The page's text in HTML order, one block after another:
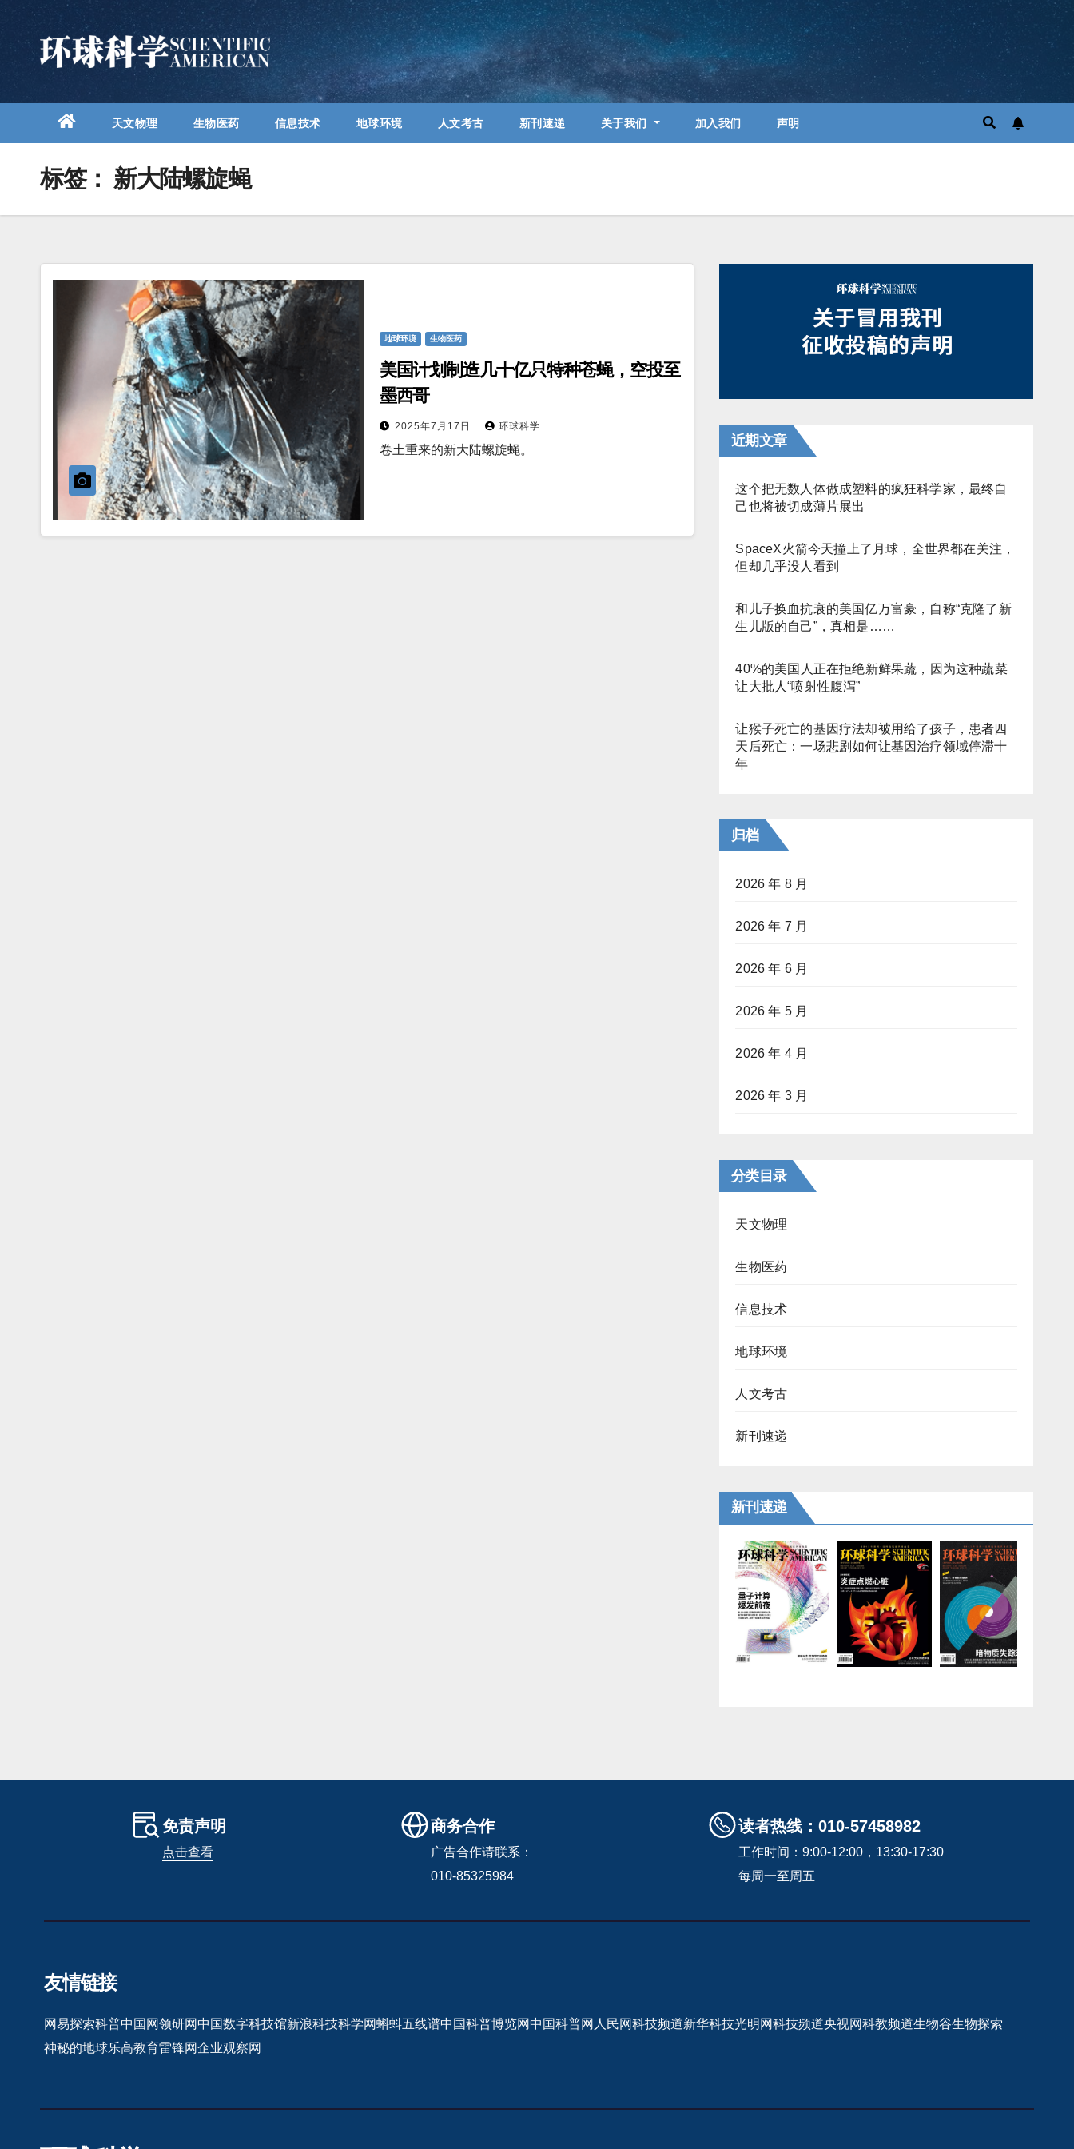
天文物理 生物医药 信息技术 地球环境 人文考古 新刊速递 关于我们 加入我们 声明
标签： 新大陆螺旋蝇
地球环境 生物医药
美国计划制造几十亿只特种苍蝇，空投至
墨西哥
2025年7月17日 环球科学
卷土重来的新大陆螺旋蝇。
近期文章
这个把无数人体做成塑料的疯狂科学家，最终自
己也将被切成薄片展出
SpaceX火箭今天撞上了月球，全世界都在关注，
但却几乎没人看到
和儿子换血抗衰的美国亿万富豪，自称“克隆了新
生儿版的自己”，真相是……
40%的美国人正在拒绝新鲜果蔬，因为这种蔬菜
让大批人“喷射性腹泻”
让猴子死亡的基因疗法却被用给了孩子，患者四
天后死亡：一场悲剧如何让基因治疗领域停滞十
年
归档
2026 年 8 月
2026 年 7 月
2026 年 6 月
2026 年 5 月
2026 年 4 月
2026 年 3 月
分类目录
天文物理
生物医药
信息技术
地球环境
人文考古
新刊速递
新刊速递
免责声明
点击查看
商务合作
广告合作请联系：
010-85325984
读者热线：010-57458982
工作时间：9:00-12:00，13:30-17:30
每周一至周五
友情链接
网易探索科普中国网领研网中国数字科技馆新浪科技科学网蝌蚪五线谱中国科普博览网中国科普网 人民网科技频道新华科技光明网科技频道央视网科教频道生物谷生物探索
神秘的地球乐高教育雷锋网企业观察网